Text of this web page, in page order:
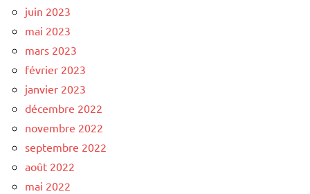
juin 2023
mai 2023
mars 2023
février 2023
janvier 2023
décembre 2022
novembre 2022
septembre 2022
août 2022
mai 2022